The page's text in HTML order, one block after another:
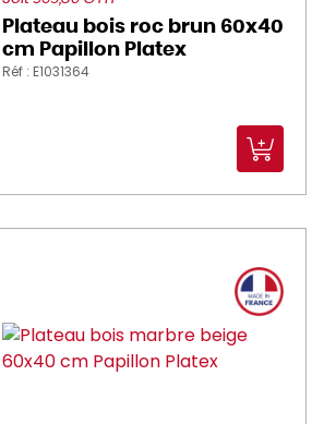
Plateau bois roc brun 60x40
cm Papillon Platex
Réf : E1031364